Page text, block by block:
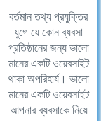
বর্তমান তথ্য প্রযুক্তির
যুগে যে কোন ব্যবসা
প্রতিষ্ঠানের জন্য ভালো
মানের একটি ওয়েবসাইট
থাকা অপরিহার্য। ভালো
মানের একটি ওয়েবসাইট
আপনার ব্যবসাকে নিয়ে